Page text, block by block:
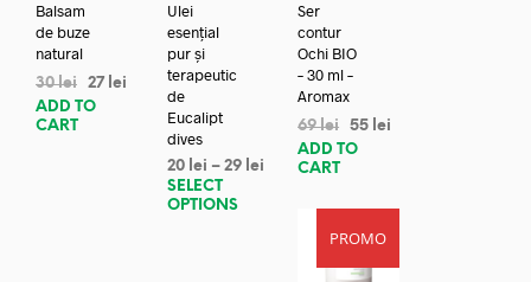
Balsam
de buze
natural
30lei 27 lei
ADD TO
CART
Ulei
esențial
pur și
terapeutic
de
Eucalipt
dives
20 lei – 29 lei
SELECT
OPTIONS
Ser
contur
Ochi BIO
– 30 ml –
Aromax
69lei 55 lei
ADD TO
CART
PROMO